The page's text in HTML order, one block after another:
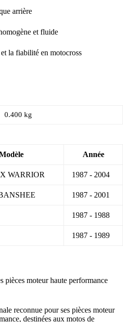
arrière
et fluide
la fiabilité en motocross
0.400 kg
Année
WARRIOR 1987 - 2004
1987 - 2001
1987 - 1988
1987 - 1989
pièces moteur haute performance
reconnue pour ses pièces moteur
destinées aux motos de